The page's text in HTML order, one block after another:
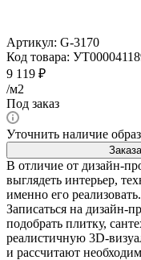
Артикул: G-3170
Код товара:
9 119 ₽
/м2
Под заказ
Уточнить наличие
В отличие от дизайн-
выглядеть интерьер,
именно его реализовать.
Записаться на дизайн-
подобрать плитку,
реалистичную 3D-
и рассчитают